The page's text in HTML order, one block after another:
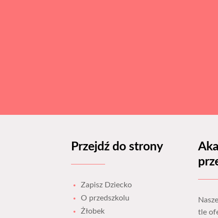
Przejdź do strony
Zapisz Dziecko
O przedszkolu
Żłobek
tle